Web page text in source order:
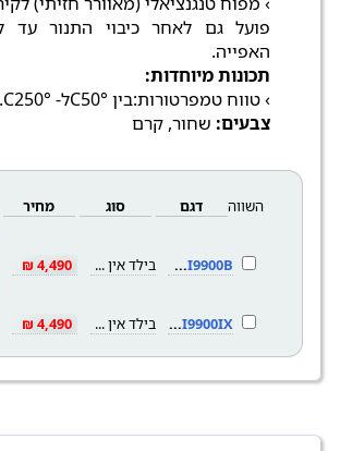
פועל גם לאחר כיבוי התנור עד
האפייה.
תכונות מיוחדות:
› טווח טמפרטורות:בין °C50ל- °C250.
צבעים: שחור, קרם
השווה דגם סוג מחיר
SBI9900B בילד אין 90 4,490 ₪
SBI9900IX בילד אין 90 4,490 ₪